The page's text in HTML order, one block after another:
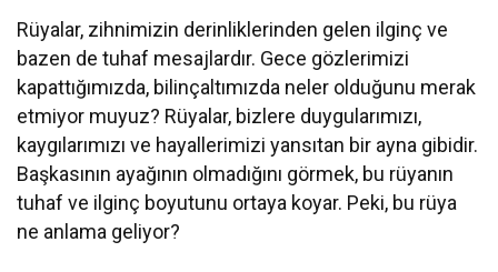
Rüyalar, zihnimizin derinliklerinden gelen ilginç ve
bazen de tuhaf mesajlardır. Gece gözlerimizi
kapattığımızda, bilinçaltımızda neler olduğunu merak
etmiyor muyuz? Rüyalar, bizlere duygularımızı,
kaygılarımızı ve hayallerimizi yansıtan bir ayna gibidir.
Başkasının ayağının olmadığını görmek, bu rüyanın
tuhaf ve ilginç boyutunu ortaya koyar. Peki, bu rüya
ne anlama geliyor?